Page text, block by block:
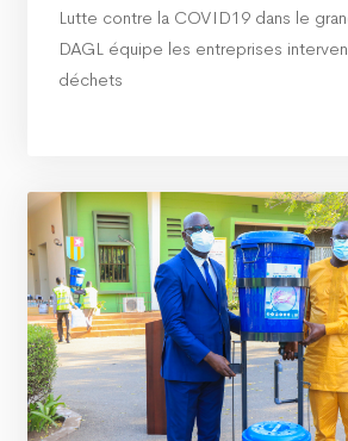
Lutte contre la COVID19 dans le
DAGL équipe les entreprises
déchets